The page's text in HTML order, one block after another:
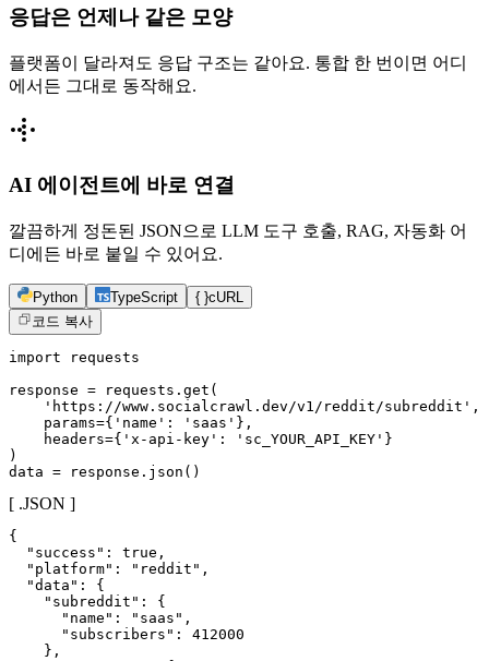
응답은 언제나 같은 모양
플랫폼이 달라져도 응답 구조는 같아요. 통합 한 번이면 어디
에서든 그대로 동작해요.
AI 에이전트에 바로 연결
깔끔하게 정돈된 JSON으로 LLM 도구 호출, RAG, 자동화 어
디에든 바로 붙일 수 있어요.
Python TypeScript { }cURL
코드 복사
import requests
response = requests.get(
    'https://www.socialcrawl.dev/v1/reddit/subreddit',
    params={'name': 'saas'},
    headers={'x-api-key': 'sc_YOUR_API_KEY'}
)
data = response.json()
[ .JSON ]
{
  "success": true,
  "platform": "reddit",
  "data": {
    "subreddit": {
      "name": "saas",
      "subscribers": 412000
    },